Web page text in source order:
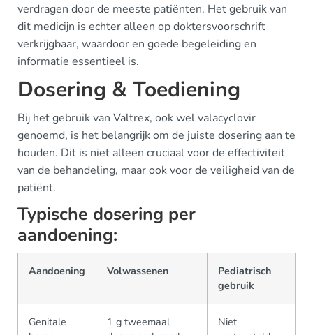
verdragen door de meeste patiënten. Het gebruik van
dit medicijn is echter alleen op doktersvoorschrift
verkrijgbaar, waardoor en goede begeleiding en
informatie essentieel is.
Dosering & Toediening
Bij het gebruik van Valtrex, ook wel valacyclovir
genoemd, is het belangrijk om de juiste dosering aan te
houden. Dit is niet alleen cruciaal voor de effectiviteit
van de behandeling, maar ook voor de veiligheid van de
patiënt.
Typische dosering per
aandoening:
Aandoening Volwassenen
Pediatrisch
gebruik
Genitale
1 g tweemaal
Niet